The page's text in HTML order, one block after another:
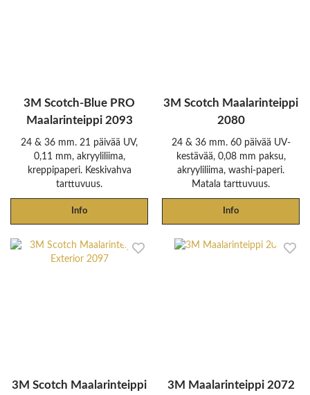
3M Scotch-Blue PRO
Maalarinteippi 2093
24 & 36 mm. 21 päivää UV,
0,11 mm, akryyliliima,
kreppipaperi. Keskivahva
tarttuvuus.
Info
3M Scotch Maalarinteippi
2080
24 & 36 mm. 60 päivää UV-
kestävää, 0,08 mm paksu,
akryyliliima, washi-paperi.
Matala tarttuvuus.
Info
3M Scotch Maalarinteippi
3M Maalarinteippi 2072